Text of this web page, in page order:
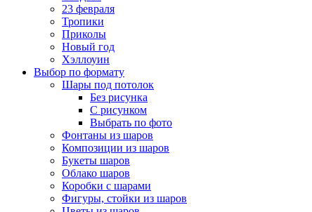
23 февраля
Тропики
Приколы
Новый год
Хэллоуин
Выбор по формату
Шары под потолок
Без рисунка
С рисунком
Выбрать по фото
Фонтаны из шаров
Композиции из шаров
Букеты шаров
Облако шаров
Коробки с шарами
Фигуры, стойки из шаров